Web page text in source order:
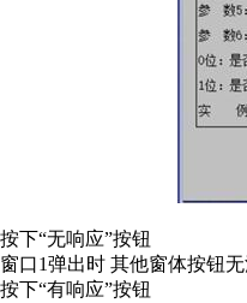
按下“无响应”按钮
窗口1弹出时 其他窗体按钮
按下“有响应”按钮